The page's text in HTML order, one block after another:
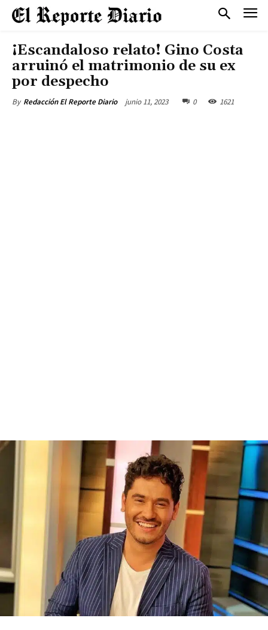
¡Escandaloso relato! Gino Costa
arruinó el matrimonio de su ex
por despecho
By Redacción El Reporte Diario junio 11, 2023 0 1621